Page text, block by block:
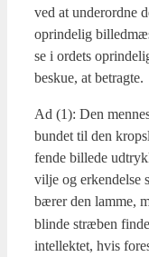
ved at under­ord­ne
oprin­de­lig
se i ordets
beskue, at betrag­te.
Ad (1): Den
bun­det til den
fen­de bil­le­de
vil­je og erken­del­se
bærer den lam­me,
blin­de stræ­ben
intel­lek­tet, hvis